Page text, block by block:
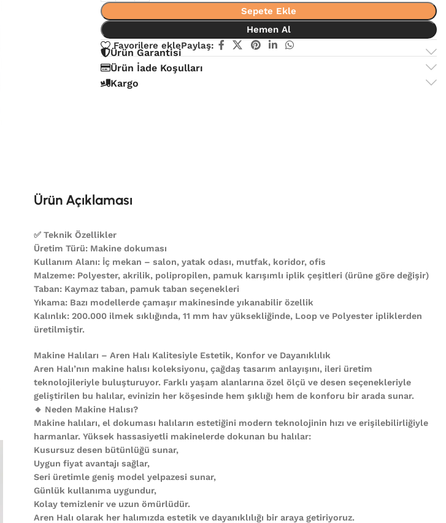
Sepete Ekle
Hemen Al
Favorilere eklePaylaş:
Ürün Garantisi
Ürün İade Koşulları
Kargo
Ürün Açıklaması
✅ Teknik Özellikler
Üretim Türü: Makine dokuması
Kullanım Alanı: İç mekan – salon, yatak odası, mutfak, koridor, ofis
Malzeme: Polyester, akrilik, polipropilen, pamuk karışımlı iplik çeşitleri (ürüne göre değişir)
Taban: Kaymaz taban, pamuk taban seçenekleri
Yıkama: Bazı modellerde çamaşır makinesinde yıkanabilir özellik
Kalınlık: 200.000 ilmek sıklığında, 11 mm hav yüksekliğinde, Loop ve Polyester ipliklerden
üretilmiştir.
Makine Halıları – Aren Halı Kalitesiyle Estetik, Konfor ve Dayanıklılık
Aren Halı’nın makine halısı koleksiyonu, çağdaş tasarım anlayışını, ileri üretim
teknolojileriyle buluşturuyor. Farklı yaşam alanlarına özel ölçü ve desen seçenekleriyle
geliştirilen bu halılar, evinizin her köşesinde hem şıklığı hem de konforu bir arada sunar.
🔹 Neden Makine Halısı?
Makine halıları, el dokuması halıların estetiğini modern teknolojinin hızı ve erişilebilirliğiyle
harmanlar. Yüksek hassasiyetli makinelerde dokunan bu halılar:
Kusursuz desen bütünlüğü sunar,
Uygun fiyat avantajı sağlar,
Seri üretimle geniş model yelpazesi sunar,
Günlük kullanıma uygundur,
Kolay temizlenir ve uzun ömürlüdür.
Aren Halı olarak her halımızda estetik ve dayanıklılığı bir araya getiriyoruz.